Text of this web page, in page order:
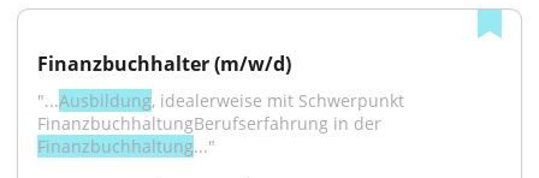
Finanzbuchhalter (m/w/d)
"...Ausbildung, idealerweise mit Schwerpunkt
Finanzbuchhaltung..."